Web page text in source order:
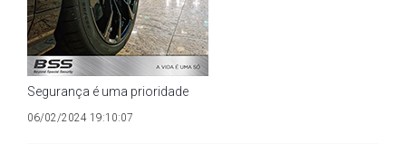
Segurança é uma prioridade
06/02/2024 19:10:07